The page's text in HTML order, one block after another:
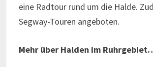
eine Radtour rund um die Halde.
Segway-Touren angeboten.
Mehr über Halden im